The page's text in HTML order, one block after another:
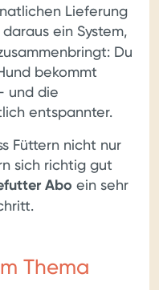
Lieferung
ein System,
Du
bekommt
und die
entspannter.
Füttern nicht nur
sich richtig gut
Abo ein sehr
Thema